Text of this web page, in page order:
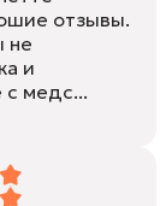
отзывы.
не
и
с медс...